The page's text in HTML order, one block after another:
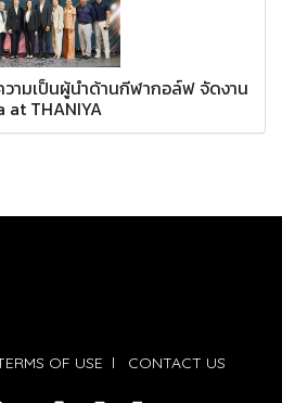
ามเป็นผู้นำด้านกีฬากอล์ฟ จัดงาน
at THANIYA
OF USE l CONTACT US